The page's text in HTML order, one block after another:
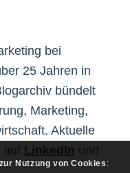
bei
25 Jahren in
bündelt
Marketing,
Aktuelle
auf LinkedIn und
Nutzung von Cookies :